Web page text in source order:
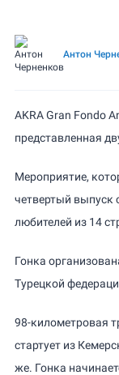
Антон
AKRA Gran Fondo
представленная
Мероприятие,
четвертый выпуск
любителей из 14
Гонка
Турецкой
98-километровая
стартует из
же. Гонка